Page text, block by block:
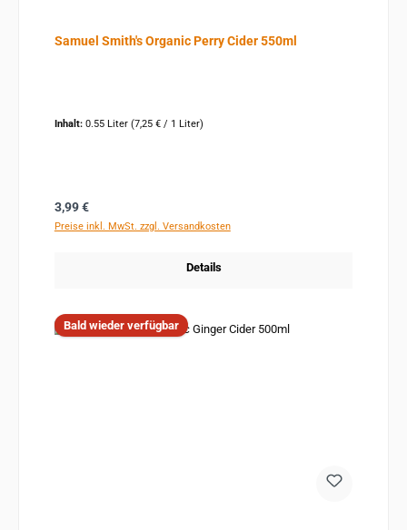
Samuel Smith's Organic Perry Cider 550ml
Inhalt: 0.55 Liter (7,25 € / 1 Liter)
Regulärer Preis:
3,99 €
Preise inkl. MwSt. zzgl. Versandkosten
Details
Bald wieder verfügbar